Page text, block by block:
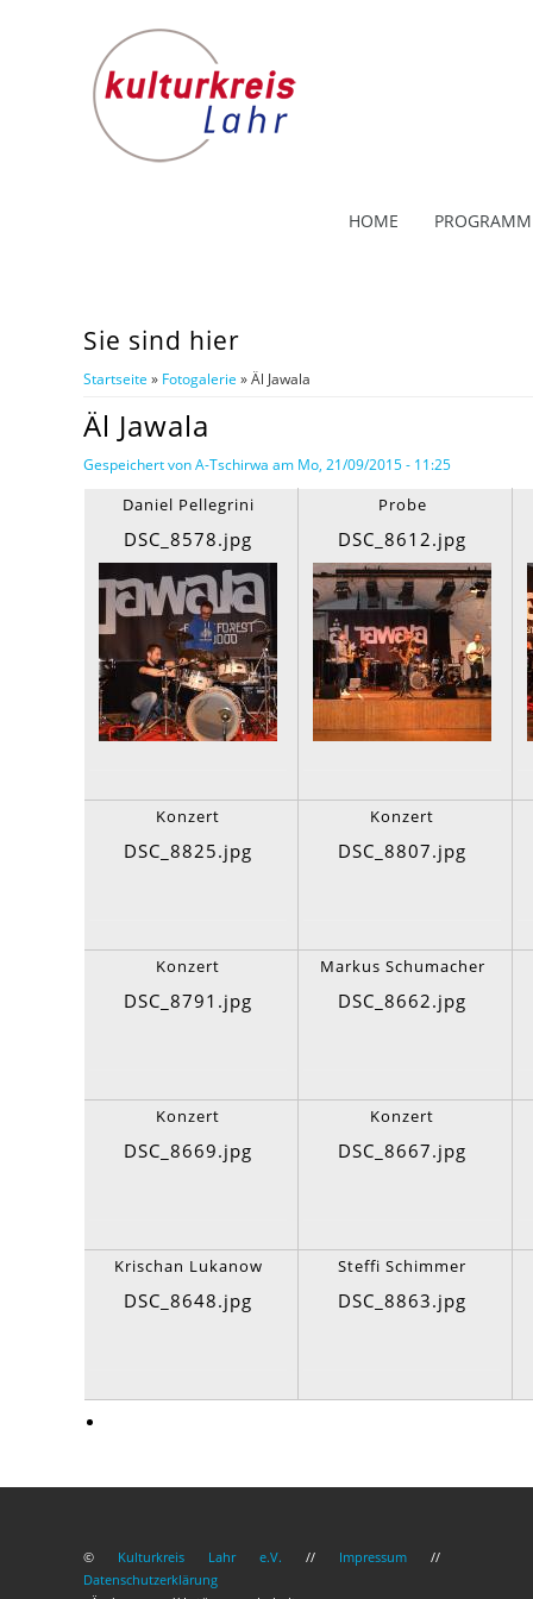
HOME PROGRAMM
Sie sind hier
Startseite » Fotogalerie » Äl Jawala
Äl Jawala
Gespeichert vonA-Tschirwa am Mo, 21/09/2015 - 11:25
Daniel Pellegrini
DSC_8578.jpg
Probe
DSC_8612.jpg
Konzert
DSC_8825.jpg
Konzert
DSC_8807.jpg
Konzert
DSC_8791.jpg
Markus Schumacher
DSC_8662.jpg
Konzert
DSC_8669.jpg
Konzert
DSC_8667.jpg
Krischan Lukanow
DSC_8648.jpg
Steffi Schimmer
DSC_8863.jpg
© Kulturkreis Lahr e.V. // Impressum //
Datenschutzerklärung